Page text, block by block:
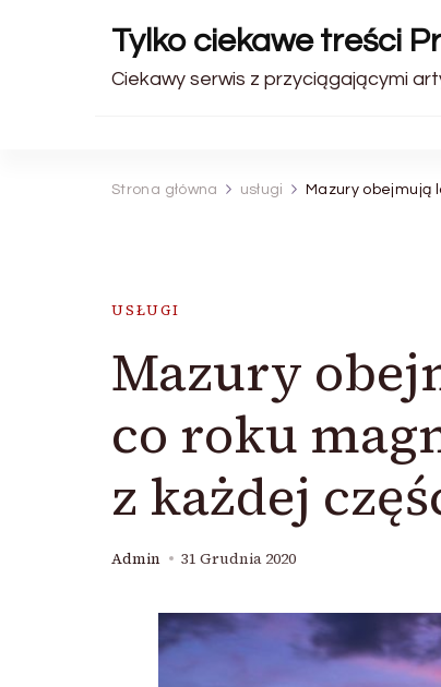
Tylko ciekawe treści
Ciekawy serwis z przyciągającymi
Strona główna usługi Mazury obejmują
USŁUGI
Mazury
co roku
z każdej
Admin 31 Grudnia 2020